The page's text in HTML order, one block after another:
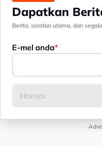
Dapatkan
Berita, sorotan utama, dan
E-mel anda